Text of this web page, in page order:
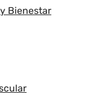
Bienestar